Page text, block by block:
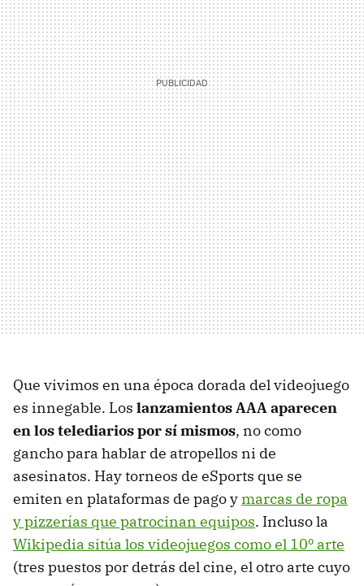
Que vivimos en una época dorada del videojuego
es innegable. Los lanzamientos AAA aparecen
en los telediarios por sí mismos, no como
gancho para hablar de atropellos ni de
asesinatos. Hay torneos de eSports que se
emiten en plataformas de pago ymarcas de ropa
y pizzerías que patrocinan equipos. Incluso la
Wikipedia sitúa los videojuegos como el 10º arte
(tres puestos por detrás del cine, el otro arte cuyo